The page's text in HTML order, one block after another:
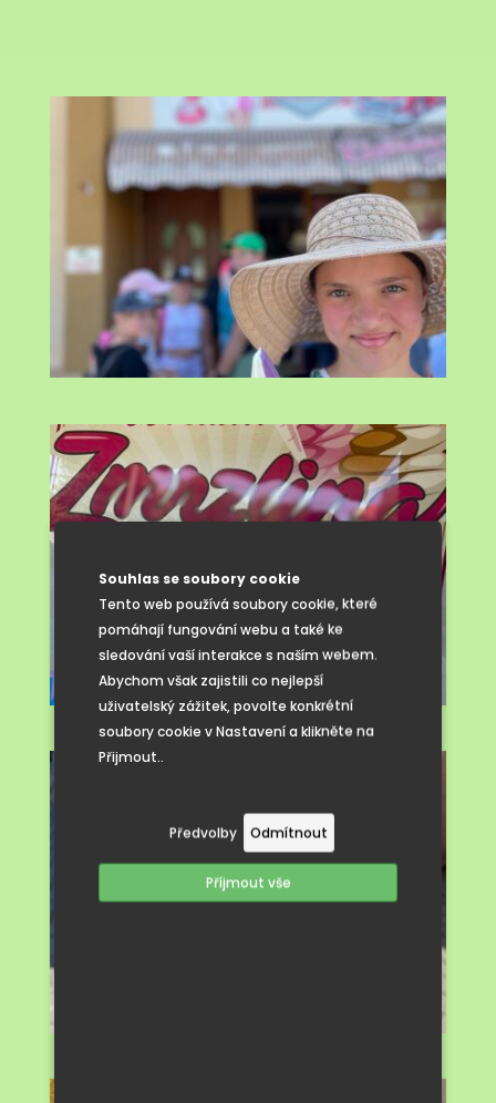
Souhlas se soubory cookie
Tento web používá soubory cookie, které
pomáhají fungování webu a také ke
sledování vaší interakce s naším webem.
Abychom však zajistili co nejlepší
uživatelský zážitek, povolte konkrétní
soubory cookie v Nastavení a klikněte na
Přijmout..
Předvolby Odmítnout
Příjmout vše